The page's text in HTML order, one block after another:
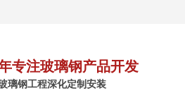
专注玻璃钢产品开发
璃钢工程深化定制安装